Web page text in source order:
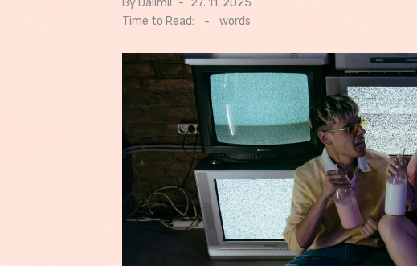
ByDalimil
Posted
on
27. 11. 2025
Time to Read:
- words